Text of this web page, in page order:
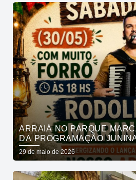
ARRAIÁ NO PARQUE
DA PROGRAMAÇÃO
RUAS, NESSE FIM DE
29 de maio de 2026